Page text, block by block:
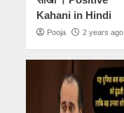
Kahani in Hindi
Pooja 2 years ago